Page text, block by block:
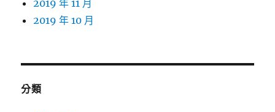
2019 年 11 月
2019 年 10 月
分類